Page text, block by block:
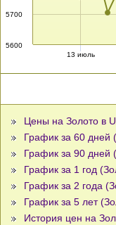
5600
5700
13 июль
Цены на Золото в
График за 60 дней
График за 90 дней
График за 1 год
График за 2 года
График за 5 лет
История цен на